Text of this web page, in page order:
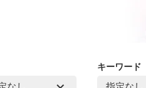
キーワード